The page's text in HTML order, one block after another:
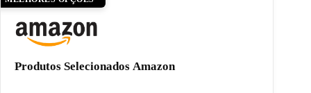
Produtos Selecionados Amazon